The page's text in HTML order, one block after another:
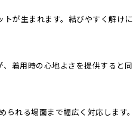
が生まれます。結びやすく解けに
着用時の心地よさを提供すると同
れる場面まで幅広く対応します。